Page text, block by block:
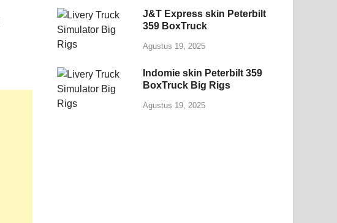
J&T Express skin Peterbilt
359 BoxTruck
Agustus 19, 2025
Indomie skin Peterbilt 359
BoxTruck Big Rigs
Agustus 19, 2025